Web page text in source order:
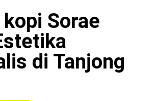
Sorae
di Tanjong